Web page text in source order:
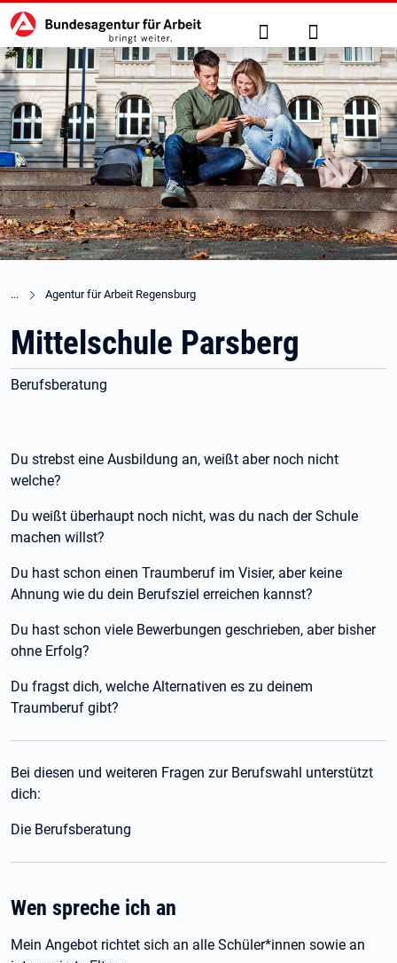
zu den Hauptinhalten springen
Hauptnavigation Suche Anmelden
Agentur für Arbeit Regensburg
Mittelschule Parsberg
Berufsberatung
Du strebst eine Ausbildung an, weißt aber noch nicht
welche?
Du weißt überhaupt noch nicht, was du nach der Schule
machen willst?
Du hast schon einen Traumberuf im Visier, aber keine
Ahnung wie du dein Berufsziel erreichen kannst?
Du hast schon viele Bewerbungen geschrieben, aber bisher
ohne Erfolg?
Du fragst dich, welche Alternativen es zu deinem
Traumberuf gibt?
Bei diesen und weiteren Fragen zur Berufswahl unterstützt
dich:
Die Berufsberatung
Wen spreche ich an
Mein Angebot richtet sich an alle Schüler*innen sowie an